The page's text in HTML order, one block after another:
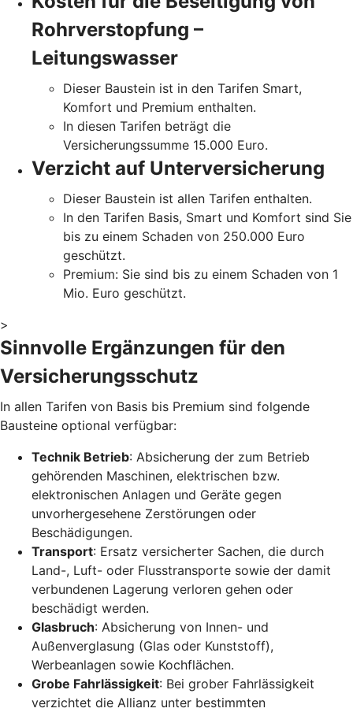
Rohrverstopfung –
Leitungswasser
Dieser Baustein ist in den Tarifen Smart,
Komfort und Premium enthalten.
In diesen Tarifen beträgt die
Versicherungssumme 15.000 Euro.
Verzicht auf Unterversicherung
Dieser Baustein ist allen Tarifen enthalten.
In den Tarifen Basis, Smart und Komfort sind Sie
bis zu einem Schaden von 250.000 Euro
geschützt.
Premium: Sie sind bis zu einem Schaden von 1
Mio. Euro geschützt.
>
Sinnvolle Ergänzungen für den
Versicherungsschutz
In allen Tarifen von Basis bis Premium sind folgende
Bausteine optional verfügbar:
Technik Betrieb: Absicherung der zum Betrieb
gehörenden Maschinen, elektrischen bzw.
elektronischen Anlagen und Geräte gegen
unvorhergesehene Zerstörungen oder
Beschädigungen.
Transport: Ersatz versicherter Sachen, die durch
Land-, Luft- oder Flusstransporte sowie der damit
verbundenen Lagerung verloren gehen oder
beschädigt werden.
Glasbruch: Absicherung von Innen- und
Außenverglasung (Glas oder Kunststoff),
Werbeanlagen sowie Kochflächen.
Grobe Fahrlässigkeit: Bei grober Fahrlässigkeit
verzichtet die Allianz unter bestimmten